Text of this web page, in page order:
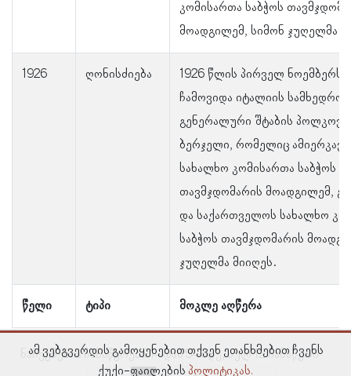
წელი ტიპი მოკლე აღწერა
კომისართა საბჭოს
მოადგილემ, სიმონ ჯუღელმა.
1926 ღონისძიება
1926 წლის პირველ ნოემბერს
ჩამოვიდა იტალიის სამხედრო
გენერალური შტაბის
ბერჯელი, რომელიც
სახალხო კომისართა საბჭოს
თავმჯდომარის მოადგილემ,
და საქართველოს სახალხო
საბჭოს თავმჯდომარის
ჯუღელმა მიიღეს.
ნაჩვენებია ჩანაწერები 1–დან 5–მდე, სულ 12 ჩანაწერი
ამ ვებგვერდის გამოყენებით თქვენ ეთანხმებით ჩვენს
ქუქი-ფაილების პოლიტიკას.